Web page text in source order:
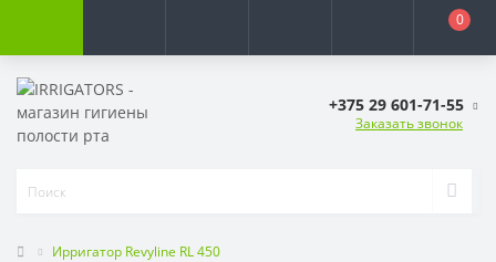
0
+375 29 601-71-55
Заказать звонок
Ирригатор Revyline RL 450